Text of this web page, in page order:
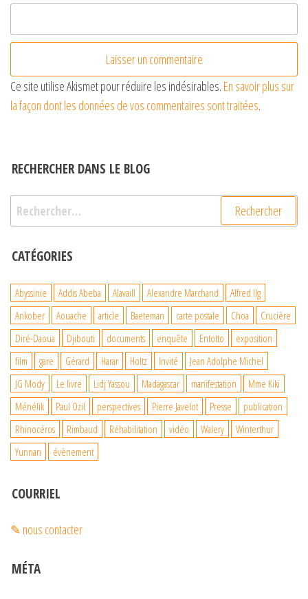
Ce site utilise Akismet pour réduire les indésirables. En savoir plus sur
la façon dont les données de vos commentaires sont traitées.
RECHERCHER DANS LE BLOG
Rechercher :
CATÉGORIES
Abyssinie Addis Abeba Alavaill Alexandre Marchand
Alfred Ilg
Ankober
Aouache article Baeteman carte postale Choa
Crucière
Diré-Daoua
Djibouti documents enquête Entotto
exposition
film
gare Gérard Harar Holtz Invité
Jean Adolphe Michel
JG Mody
Le livre Lidj Yassou Madagascar manifestation
Mme Kiki
Ménélik
Paul Ozil perspectives Pierre Javelot Presse
publication
Rhinocéros
Rimbaud Réhabilitation vidéo Walery
Winterthur
Yunnan
évènement
COURRIEL
✎ nous contacter
MÉTA